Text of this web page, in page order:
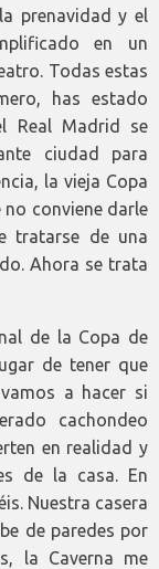
prenavidad y el
en un
Todas estas
has estado
Real Madrid se
ciudad para
la vieja Copa
no conviene darle
tratarse de una
Ahora se trata
de la Copa de
de tener que
a hacer si
cachondeo
en realidad y
de la casa. En
Nuestra casera
de paredes por
la Caverna me